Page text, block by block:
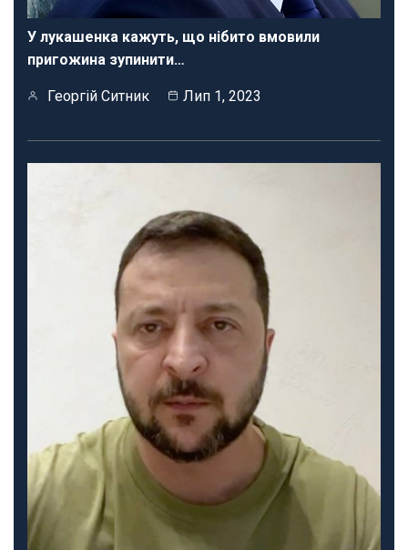
У лукашенка кажуть, що нібито вмовили
пригожина зупинити…
Георгій Ситник Лип 1, 2023